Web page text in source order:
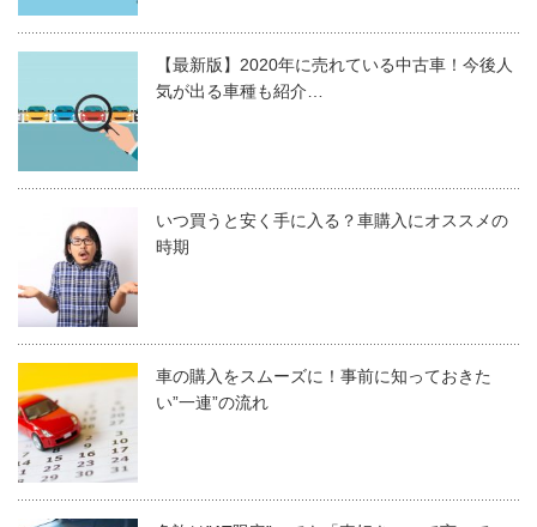
【最新版】2020年に売れている中古車！今後人
気が出る車種も紹介…
いつ買うと安く手に入る？車購入にオススメの
時期
車の購入をスムーズに！事前に知っておきた
い”一連”の流れ